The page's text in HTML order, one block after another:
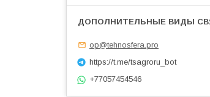
op@tehnosfera.pro
https://t.me/tsagroru_bot
+77057454546